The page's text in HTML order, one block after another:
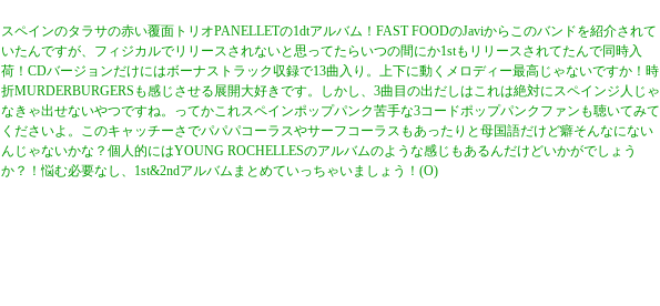
スペインのタラサの赤い覆面トリオPANELLETの1dtアルバム！FAST FOODのJaviからこのバンドを紹介されて
いたんですが、フィジカルでリリースされないと思ってたらいつの間にか1stもリリースされてたんで同時入
荷！CDバージョンだけにはボーナストラック収録で13曲入り。上下に動くメロディー最高じゃないですか！時
折MURDERBURGERSも感じさせる展開大好きです。しかし、3曲目の出だしはこれは絶対にスペインジ人じゃ
なきゃ出せないやつですね。ってかこれスペインポップパンク苦手な3コードポップパンクファンも聴いてみて
くださいよ。このキャッチーさでパパパコーラスやサーフコーラスもあったりと母国語だけど癖そんなにない
んじゃないかな？個人的にはYOUNG ROCHELLESのアルバムのような感じもあるんだけどいかがでしょう
か？！悩む必要なし、1st&2ndアルバムまとめていっちゃいましょう！(O)